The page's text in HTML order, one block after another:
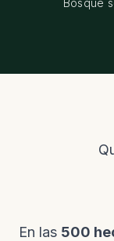
En las 500